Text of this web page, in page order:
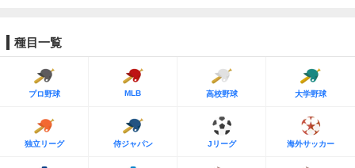
種目一覧
プロ野球 MLB 高校野球 大学野球
独立リーグ 侍ジャパン Jリーグ 海外サッカー